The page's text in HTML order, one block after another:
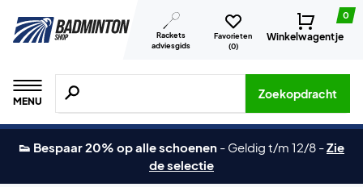
Rackets
adviesgids
Favorieten
(0)
0
Winkelwagentje
MENU
Zoeken naar producten, merken etc.
Zoekopdracht
👟 Bespaar 20% op alle schoenen - Geldig t/m 12/8 -Zie
de selectie